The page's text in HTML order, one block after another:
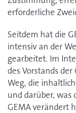
erforderliche
Seitdem hat die
intensiv an der
gearbeitet. Im
des Vorstands
Weg, die
und darüber, was
GEMA verändert